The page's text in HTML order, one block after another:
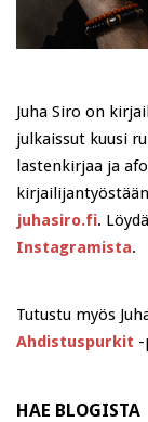
Juha Siro on
julkaissut kuusi
lastenkirjaa ja
juhasiro.fi.
Instagramista.
Tutustu myös
Ahdistuspurkit -
HAE BLOGISTA